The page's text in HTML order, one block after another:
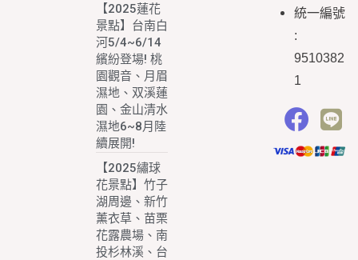
【2025蓮花
景點】台南白
河5/4~6/14
繽紛登場! 桃
園觀音、月眉
濕地、双溪蓮
園、金山清水
濕地6~8月陸
續展開!
【2025繡球
花景點】竹子
湖周邊、新竹
薰衣草、苗栗
花露農場、南
投杉林溪、台
統一編號
:
9510382
1